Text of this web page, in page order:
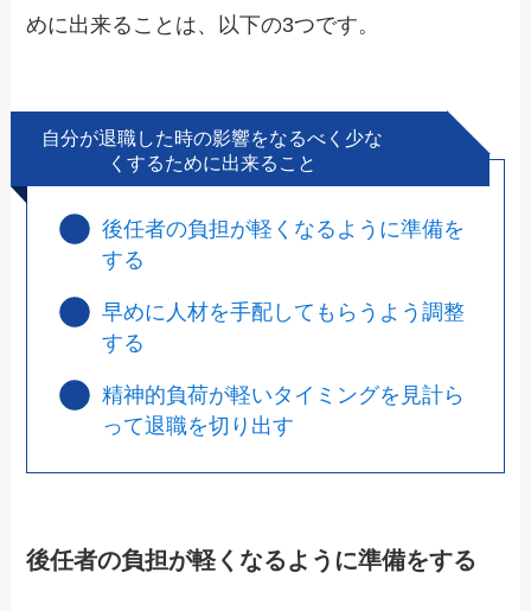
めに出来ることは、以下の3つです。
自分が退職した時の影響をなるべく少な
くするために出来ること
後任者の負担が軽くなるように準備を
する
早めに人材を手配してもらうよう調整
する
精神的負荷が軽いタイミングを見計ら
って退職を切り出す
後任者の負担が軽くなるように準備をする